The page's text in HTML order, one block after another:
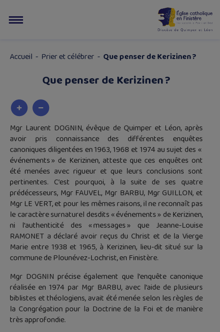
Accueil - Prier et célébrer - Que penser de Kerizinen ?
Que penser de Kerizinen ?
Mgr Laurent DOGNIN, évêque de Quimper et Léon, après
avoir pris connaissance des différentes enquêtes
canoniques diligentées en 1963, 1968 et 1974 au sujet des «
événements » de Kerizinen, atteste que ces enquêtes ont
été menées avec rigueur et que leurs conclusions sont
pertinentes. C’est pourquoi, à la suite de ses quatre
prédécesseurs, Mgr FAUVEL, Mgr BARBU, Mgr GUILLON, et
Mgr LE VERT, et pour les mêmes raisons, il ne reconnaît pas
le caractère surnaturel desdits « événements » de Kerizinen,
ni l’authenticité des « messages » que Jeanne-Louise
RAMONET a déclaré avoir reçus du Christ et de la Vierge
Marie entre 1938 et 1965, à Kerizinen, lieu-dit situé sur la
commune de Plounévez-Lochrist, en Finistère.
Mgr DOGNIN précise également que l’enquête canonique
réalisée en 1974 par Mgr BARBU, avec l’aide de plusieurs
biblistes et théologiens, avait été menée selon les règles de
la Congrégation pour la Doctrine de la Foi et de manière
très approfondie.